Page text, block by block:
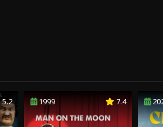
5.2 1999 7.4